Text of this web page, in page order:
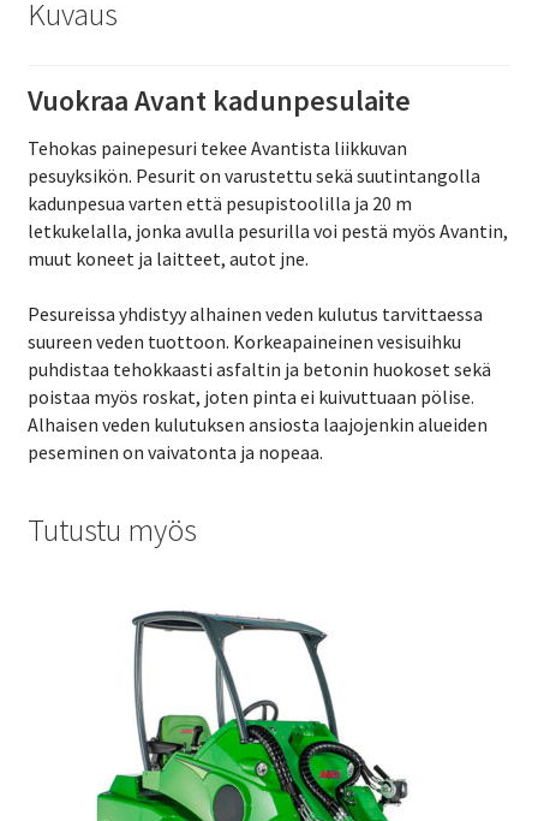
Kuvaus
Vuokraa Avant kadunpesulaite
Tehokas painepesuri tekee Avantista liikkuvan
pesuyksikön. Pesurit on varustettu sekä suutintangolla
kadunpesua varten että pesupistoolilla ja 20 m
letkukelalla, jonka avulla pesurilla voi pestä myös Avantin,
muut koneet ja laitteet, autot jne.
Pesureissa yhdistyy alhainen veden kulutus tarvittaessa
suureen veden tuottoon. Korkeapaineinen vesisuihku
puhdistaa tehokkaasti asfaltin ja betonin huokoset sekä
poistaa myös roskat, joten pinta ei kuivuttuaan pölise.
Alhaisen veden kulutuksen ansiosta laajojenkin alueiden
peseminen on vaivatonta ja nopeaa.
Tutustu myös